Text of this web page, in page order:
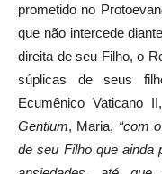
prometido no
que não intercede
direita de seu Filho, o
súplicas de seus
Ecumênico Vaticano
Gentium, Maria, “com
de seu Filho que ainda